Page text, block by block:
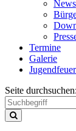
News
Termine
Galerie
Seite durchsuchen: